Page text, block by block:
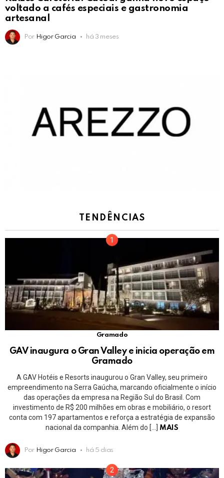
voltado a cafés especiais e gastronomia
artesanal
Por Higor Garcia há 3 meses
TENDÊNCIAS
Gramado
GAV inaugura o Gran Valley e inicia operação em
Gramado
A GAV Hotéis e Resorts inaugurou o Gran Valley, seu primeiro
empreendimento na Serra Gaúcha, marcando oficialmente o início
das operações da empresa na Região Sul do Brasil. Com
investimento de R$ 200 milhões em obras e mobiliário, o resort
conta com 197 apartamentos e reforça a estratégia de expansão
nacional da companhia. Além do […]
MAIS
Por Higor Garcia há 5 dias